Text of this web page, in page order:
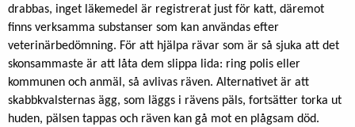
drabbas, inget läkemedel är registrerat just för katt, däremot
finns verksamma substanser som kan användas efter
veterinärbedömning. För att hjälpa rävar som är så sjuka att det
skonsammaste är att låta dem slippa lida: ring polis eller
kommunen och anmäl, så avlivas räven. Alternativet är att
skabbkvalsternas ägg, som läggs i rävens päls, fortsätter torka ut
huden, pälsen tappas och räven kan gå mot en plågsam död.